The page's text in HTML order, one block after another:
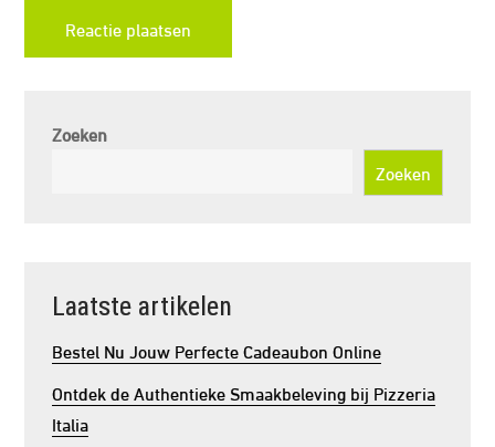
Zoeken
Zoeken
Laatste artikelen
Bestel Nu Jouw Perfecte Cadeaubon Online
Ontdek de Authentieke Smaakbeleving bij Pizzeria
Italia